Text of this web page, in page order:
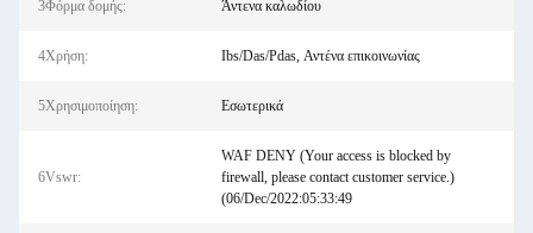
3Φόρμα δομής: Άντενα καλωδίου
4Χρήση: Ibs/Das/Pdas, Αντένα επικοινωνίας
5Χρησιμοποίηση: Εσωτερικά
6Vswr:
WAF DENY (Your access is blocked by
firewall, please contact customer service.)
(06/Dec/2022:05:33:49